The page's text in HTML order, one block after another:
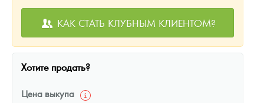
КАК СТАТЬ КЛУБНЫМ КЛИЕНТОМ?
Хотите продать?
Цена выкупа